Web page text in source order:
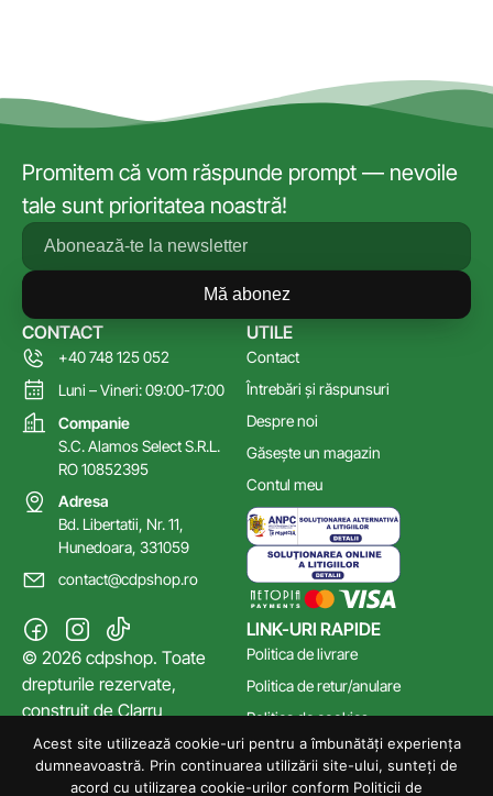
Promitem că vom răspunde prompt — nevoile
tale sunt prioritatea noastră!
Mă abonez
LINK-URI RAPIDE
Politica de livrare
Politica de retur/anulare
Politica de cookies
Poltica de confidențialitate
Termeni și Condiții
UTILE
Contact
Întrebări și răspunsuri
Despre noi
Găsește un magazin
Contul meu
CONTACT
+40 748 125 052
Luni – Vineri: 09:00-17:00
Companie
S.C. Alamos Select S.R.L.
RO 10852395
Adresa
Bd. Libertatii, Nr. 11,
Hunedoara, 331059
contact@cdpshop.ro
© 2026 cdpshop. Toate
drepturile rezervate,
construit deClarru
Acest site utilizează cookie-uri pentru a îmbunătăți experiența
dumneavoastră. Prin continuarea utilizării site-ului, sunteți de
acord cu utilizarea cookie-urilor conform Politicii de